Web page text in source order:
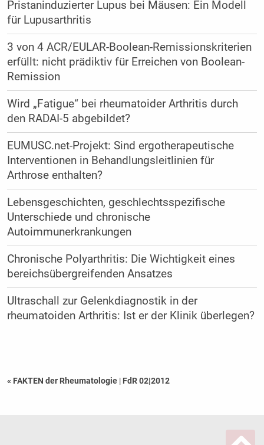
Pristaninduzierter Lupus bei Mäusen: Ein Modell
für Lupusarthritis
3 von 4 ACR/EULAR-Boolean-Remissionskriterien
erfüllt: nicht prädiktiv für Erreichen von Boolean-
Remission
Wird „Fatigue“ bei rheumatoider Arthritis durch
den RADAI-5 abgebildet?
EUMUSC.net-Projekt: Sind ergotherapeutische
Interventionen in Behandlungsleitlinien für
Arthrose enthalten?
Lebensgeschichten, geschlechtsspezifische
Unterschiede und chronische
Autoimmunerkrankungen
Chronische Polyarthritis: Die Wichtigkeit eines
bereichsübergreifenden Ansatzes
Ultraschall zur Gelenkdiagnostik in der
rheumatoiden Arthritis: Ist er der Klinik überlegen?
« FAKTEN der Rheumatologie | FdR 02|2012